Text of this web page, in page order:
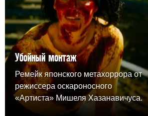
Убойный монтаж
Ремейк японского метахоррора от
режиссера оскароносного
«Артиста» Мишеля Хазанавичуса.